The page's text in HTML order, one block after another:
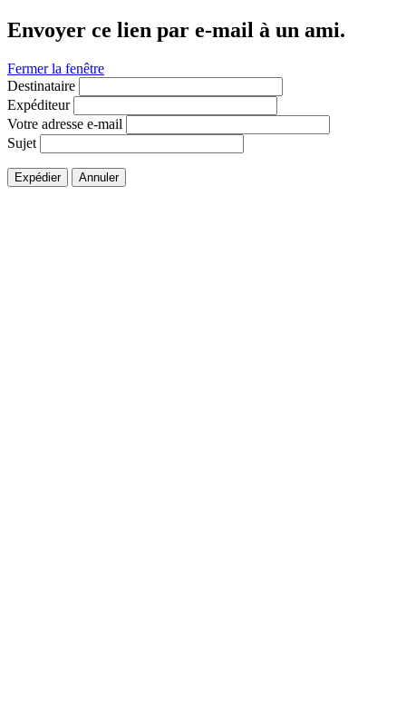
Envoyer ce lien par e-mail à un ami.
Fermer la fenêtre
Destinataire
Expéditeur
Votre adresse e-mail
Sujet
Expédier Annuler